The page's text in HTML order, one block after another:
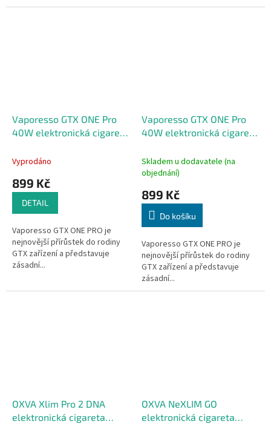
Vaporesso GTX ONE Pro
40W elektronická cigareta
Vyprodáno
899 Kč
DETAIL
Vaporesso GTX ONE PRO je
nejnovější přírůstek do rodiny
GTX zařízení a představuje
zásadní...
Vaporesso GTX ONE Pro
40W elektronická cigareta
Skladem u dodavatele (na
objednání)
899 Kč
Do košíku
Vaporesso GTX ONE PRO je
nejnovější přírůstek do rodiny
GTX zařízení a představuje
zásadní...
OXVA Xlim Pro 2 DNA
elektronická cigareta
OXVA NeXLIM GO
elektronická cigareta